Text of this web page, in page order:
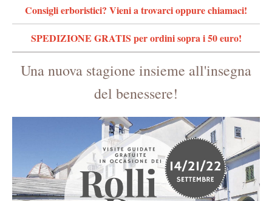
Consigli erboristici? Vieni a trovarci oppure chiamaci!
SPEDIZIONE GRATIS per ordini sopra i 50 euro!
Una nuova stagione insieme all'insegna
del benessere!